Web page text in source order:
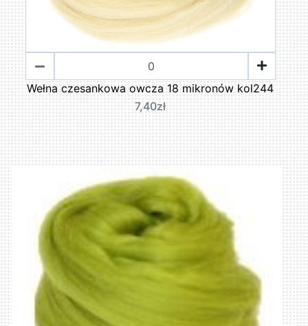
Wełna czesankowa owcza 18 mikronów kol244
7,40zł